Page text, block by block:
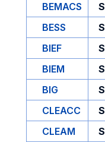
BEMACS
S
BESS
S
BIEF
S
BIEM
S
BIG
S
CLEACC
S
CLEAM
S